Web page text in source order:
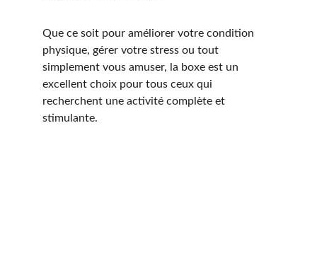
Que ce soit pour améliorer votre condition
physique, gérer votre stress ou tout
simplement vous amuser, la boxe est un
excellent choix pour tous ceux qui
recherchent une activité complète et
stimulante.